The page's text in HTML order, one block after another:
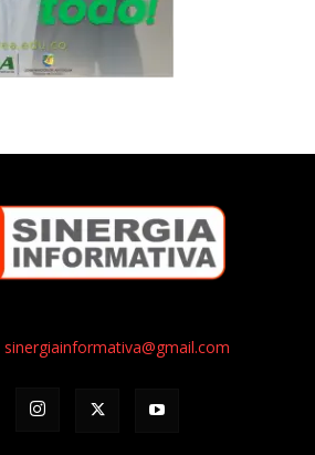
sinergiainformativa@gmail.com